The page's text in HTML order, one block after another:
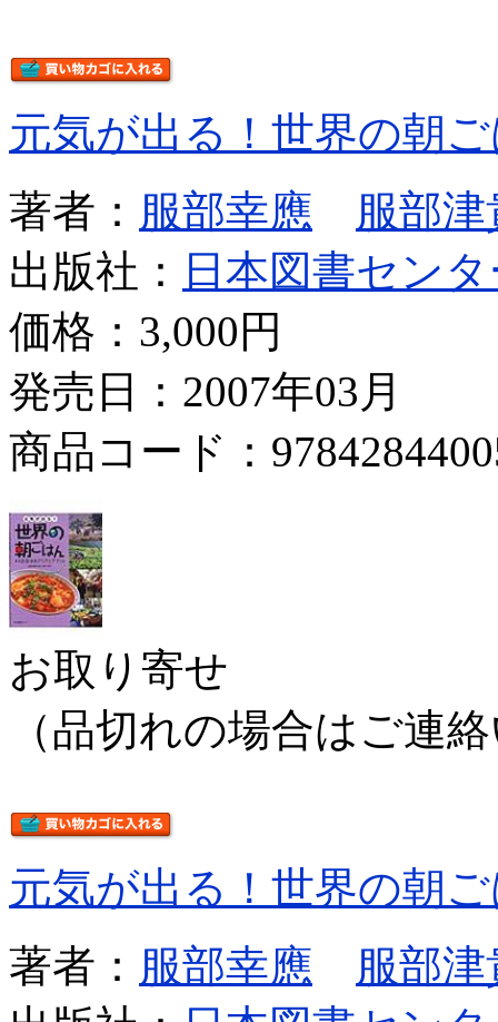
元気が出る！世界の朝
著者： 服部幸應
服部
出版社：
日本図書セン
価格： 3,000円
発売日：2007年03月
商品コード：
お取り寄せ
（品切れの場合はご連
元気が出る！世界の朝
著者： 服部幸應
服部